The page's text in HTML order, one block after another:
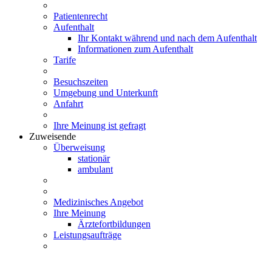
Patientenrecht
Aufenthalt
Ihr Kontakt während und nach dem Aufenthalt
Informationen zum Aufenthalt
Tarife
Besuchszeiten
Umgebung und Unterkunft
Anfahrt
Ihre Meinung ist gefragt
Zuweisende
Überweisung
stationär
ambulant
Medizinisches Angebot
Ihre Meinung
Ärztefortbildungen
Leistungsaufträge